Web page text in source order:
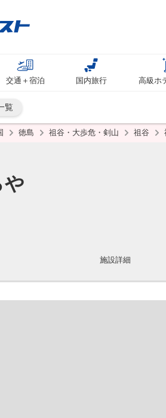
交通＋宿泊 国内旅行 高級ホ
覧
徳島 祖谷・大歩危・剣山 祖谷
や
施設詳細